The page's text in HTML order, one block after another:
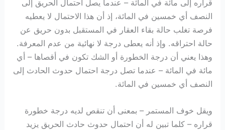
قراره إلى مائة في المائة – عندما يصل احتمال الحريق إلى
النصف أي خمسين في المائة، إذ أن هذا الاحتمال لا يعطيه
فرصة تغلب حالة بقاء العقار في المستقبل بدون حريق عن
حالة احتراقه. وإذ أنه يعطى درجة لا نهائية من عدم المعرفة.
وهذا يعني أن درجة الخطورة أو الشك تكون في أقصاها – أي
مائة في المائة – عندما تصل درجة احتمال حدوث الحادث إلى
النصف أي خمسين في المائة.
ويقل خوف المستمر – بمعنى أن تنقص لديه درجة خطورة
قراره – كلما تبين له أن احتمال حدوث حادث الحريق يزيد